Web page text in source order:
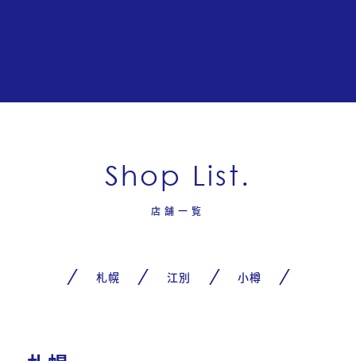
Shop List.
店舗一覧
札幌 江別 小樽